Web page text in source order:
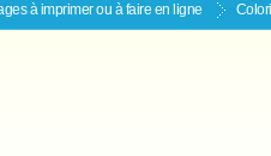
à imprimer ou à faire en ligne